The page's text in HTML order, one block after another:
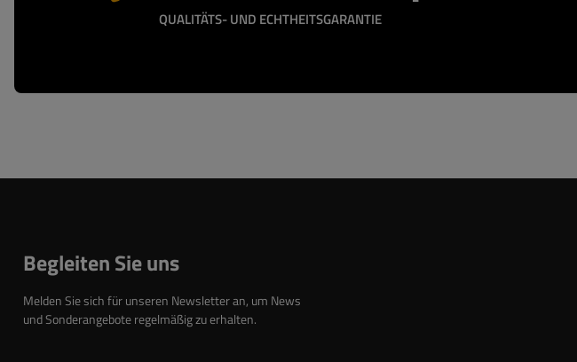
QUALITÄTS- UND ECHTHEITSGARANTIE
Begleiten Sie uns
Melden Sie sich für unseren Newsletter an, um News
und Sonderangebote regelmäßig zu erhalten.